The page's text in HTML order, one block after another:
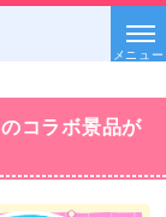
メニュー
コラボ景品が